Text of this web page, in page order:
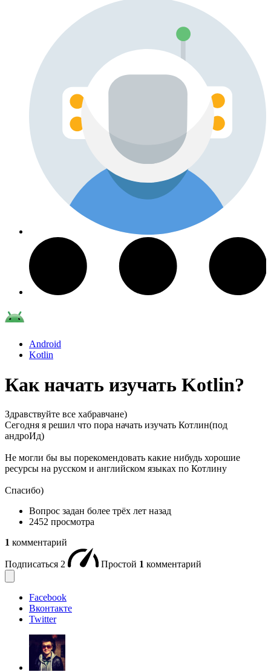
Android
Kotlin
Как начать изучать Kotlin?
Здравствуйте все хабравчане)
Сегодня я решил что пора начать изучать Котлин(под
андроИд)
Не могли бы вы порекомендовать какие нибудь хорошие
ресурсы на русском и английском языках по Котлину
Спасибо)
Вопрос задан более трёх лет назад
2452 просмотра
1 комментарий
Подписаться 2 Простой 1 комментарий
Facebook
Вконтакте
Twitter